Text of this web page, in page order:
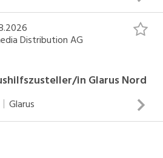
Werbedrucksachen Arbeiten
Einsätze zwischen 04.00 - 06.30 Uhr
Distribution AG
in Glarus Nord
Glarus